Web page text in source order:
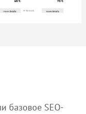
базовое SEO-